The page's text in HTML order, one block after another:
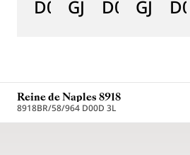
D0 D0 D0
Reine de Naples 8918
8918BR/58/964 D00D 3L